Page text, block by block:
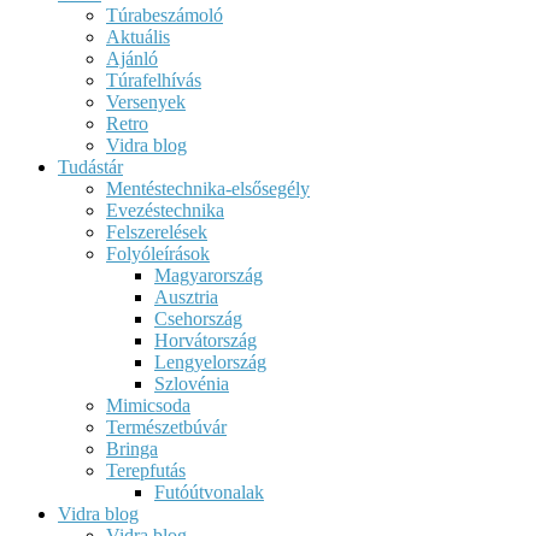
Túrabeszámoló
Aktuális
Ajánló
Túrafelhívás
Versenyek
Retro
Vidra blog
Tudástár
Mentéstechnika-elsősegély
Evezéstechnika
Felszerelések
Folyóleírások
Magyarország
Ausztria
Csehország
Horvátország
Lengyelország
Szlovénia
Mimicsoda
Természetbúvár
Bringa
Terepfutás
Futóútvonalak
Vidra blog